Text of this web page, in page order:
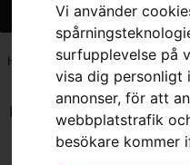
Vi använder
surfupplevelse på
visa dig personligt
annonser, för att
webbplatstrafik
besökare kommer
Hem 7392930766860
Inga resultat.